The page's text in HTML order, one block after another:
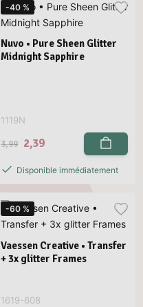
-40 %
Nuvo • Pure Sheen Glitter
Midnight Sapphire
1119N
3,99 2,39
Disponible immédiatement
-60 %
Vaessen Creative • Transfer
+ 3x glitter Frames
1619-608